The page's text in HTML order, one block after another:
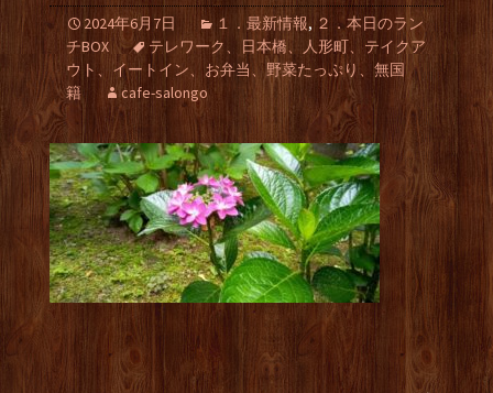
2024年6月7日 １．最新情報, ２．本日のラン
チBOX
テレワーク、日本橋、人形町、テイクア
ウト、イートイン、お弁当、野菜たっぷり、無国
籍
cafe-salongo